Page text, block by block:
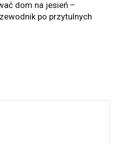
dom na jesień –
po przytulnych